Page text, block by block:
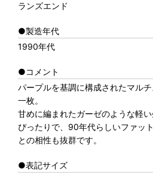
ランズエンド
●製造年代
1990年代
●コメント
パープルを基調に構成されたマル
一枚。
甘めに編まれたガーゼのような軽
ぴったりで、90年代らしいファッ
との相性も抜群です。
●表記サイズ